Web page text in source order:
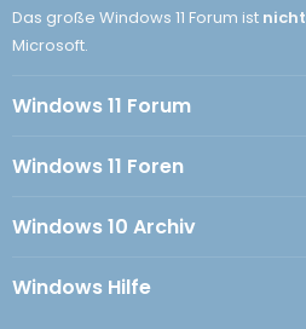
Das große Windows 11 Forum ist nicht
Microsoft.
Windows 11 Forum
Windows 11 Foren
Windows 10 Archiv
Windows Hilfe